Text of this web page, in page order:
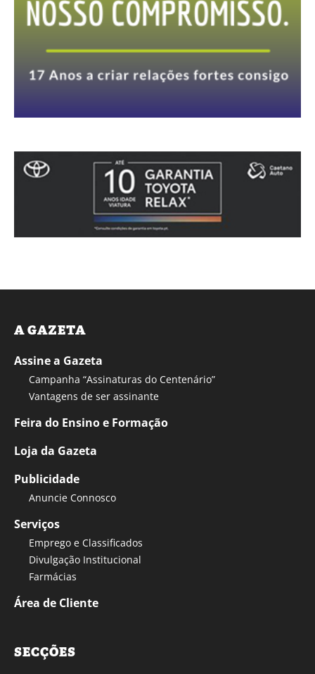
A GAZETA
Assine a Gazeta
Campanha “Assinaturas do Centenário”
Vantagens de ser assinante
Feira do Ensino e Formação
Loja da Gazeta
Publicidade
Anuncie Connosco
Serviços
Emprego e Classificados
Divulgação Institucional
Farmácias
Área de Cliente
SECÇÕES